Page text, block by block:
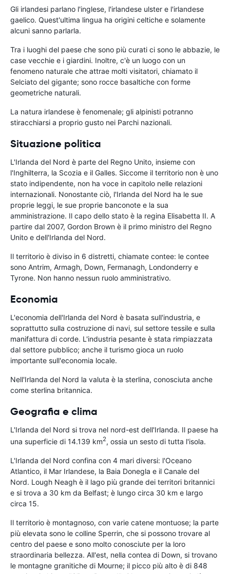
Gli irlandesi parlano l'inglese, l'irlandese ulster e l'irlandese
gaelico. Quest'ultima lingua ha origini celtiche e solamente
alcuni sanno parlarla.
Tra i luoghi del paese che sono più curati ci sono le abbazie, le
case vecchie e i giardini. Inoltre, c'è un luogo con un
fenomeno naturale che attrae molti visitatori, chiamato il
Selciato del gigante; sono rocce basaltiche con forme
geometriche naturali.
La natura irlandese è fenomenale; gli alpinisti potranno
stiracchiarsi a proprio gusto nei Parchi nazionali.
Situazione politica
L'Irlanda del Nord è parte del Regno Unito, insieme con
l'Inghilterra, la Scozia e il Galles. Siccome il territorio non è uno
stato indipendente, non ha voce in capitolo nelle relazioni
internazionali. Nonostante ciò, l'Irlanda del Nord ha le sue
proprie leggi, le sue proprie banconote e la sua
amministrazione. Il capo dello stato è la regina Elisabetta II. A
partire dal 2007, Gordon Brown è il primo ministro del Regno
Unito e dell'Irlanda del Nord.
Il territorio è diviso in 6 distretti, chiamate contee: le contee
sono Antrim, Armagh, Down, Fermanagh, Londonderry e
Tyrone. Non hanno nessun ruolo amministrativo.
Economia
L'economia dell'Irlanda del Nord è basata sull'industria, e
soprattutto sulla costruzione di navi, sul settore tessile e sulla
manifattura di corde. L'industria pesante è stata rimpiazzata
dal settore pubblico; anche il turismo gioca un ruolo
importante sull'economia locale.
Nell'Irlanda del Nord la valuta è la sterlina, conosciuta anche
come sterlina britannica.
Geografia e clima
L'Irlanda del Nord si trova nel nord-est dell'Irlanda. Il paese ha
una superficie di 14.139 km2, ossia un sesto di tutta l'isola.
L'Irlanda del Nord confina con 4 mari diversi: l'Oceano
Atlantico, il Mar Irlandese, la Baia Donegla e il Canale del
Nord. Lough Neagh è il lago più grande dei territori britannici
e si trova a 30 km da Belfast; è lungo circa 30 km e largo
circa 15.
Il territorio è montagnoso, con varie catene montuose; la parte
più elevata sono le colline Sperrin, che si possono trovare al
centro del paese e sono molto conosciute per la loro
straordinaria bellezza. All'est, nella contea di Down, si trovano
le montagne granitiche di Mourne; il picco più alto è di 848